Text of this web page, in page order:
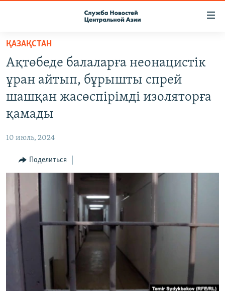
Вернуться
основному
содержанию
Вернутся
главной
Вернутся
поиску
О ПРОЕКТЕ
ПОДПИСКА
КОНТАКТЫ
МИГРАНТ МЕДИА
ҚАЗАҚСТАН
Ақтөбеде балаларға неонацистік
ұран айтып, бұрышты спрей
шашқан жасөспірімді изоляторға
қамады
10 июль, 2024
Поделиться